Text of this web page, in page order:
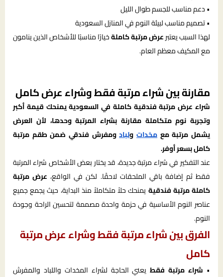
• دعم مناسب للجسم طوال الليل
• تصميم مناسب لبيئة النوم في المنازل السعودية
لهذا السبب يعتبرعرض مرتبة كاملةخيارًا مناسبًا للأشخاص الذين ينامون
مع المكيف معظم العام.
مقارنة بين شراء مرتبة فقط وشراء عرض كامل
شراء عرض مرتبة فندقية كاملة في السعودية يمنحك قيمة أكبر
وتجربة نوم متكاملة مقارنة بشراء المرتبة وحدها، لأن العرض
يشمل مرتبة مع مخداتولبادومفرش فندقي ضمن طقم مرتبة
كامل بسعر أوفر.
عند التفكير في شراء مرتبة جديدة، قد يختار بعض الأشخاص شراء المرتبة
فقط ثم إضافة باقي الملحقات لاحقًا. لكن في الواقع، عرض مرتبة
كاملة مرتبة فندقيةيمنحك حلاً متكاملاً منذ البداية، حيث يجمع جميع
عناصر النوم الأساسية في حزمة واحدة مصممة لتحسين الراحة وجودة
النوم.
الفرق بين شراء مرتبة فقط وشراء عرض مرتبة
كامل
• شراء مرتبة فقطيعني الحاجة لشراء المخدات واللباد والمفرش